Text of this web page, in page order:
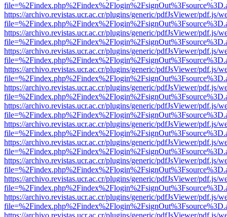
https://archivo.revistas.ucr.ac.cr/plugins/generic/pdfJsViewer/pdf.js/
https://archivo.revistas.ucr.ac.cr/plugins/generic/pdfJsViewer/pdf.js/
https://archivo.revistas.ucr.ac.cr/plugins/generic/pdfJsViewer/pdf.js/
https://archivo.revistas.ucr.ac.cr/plugins/generic/pdfJsViewer/pdf.js/
https://archivo.revistas.ucr.ac.cr/plugins/generic/pdfJsViewer/pdf.js/
https://archivo.revistas.ucr.ac.cr/plugins/generic/pdfJsViewer/pdf.js/
https://archivo.revistas.ucr.ac.cr/plugins/generic/pdfJsViewer/pdf.js/
https://archivo.revistas.ucr.ac.cr/plugins/generic/pdfJsViewer/pdf.js/
https://archivo.revistas.ucr.ac.cr/plugins/generic/pdfJsViewer/pdf.js/
https://archivo.revistas.ucr.ac.cr/plugins/generic/pdfJsViewer/pdf.js/
https://archivo.revistas.ucr.ac.cr/plugins/generic/pdfJsViewer/pdf.js/
https://archivo.revistas.ucr.ac.cr/plugins/generic/pdfJsViewer/pdf.js/